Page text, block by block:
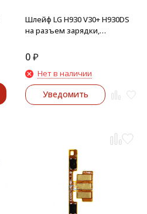
Шлейф LG H930 V30+ H930DS
на разъем зарядки,
0₽
Нет в наличии
Уведомить